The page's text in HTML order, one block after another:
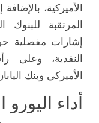
الأميركية،
المرتقبة للبنوك
إشارات مفصلية
النقدية، وعلى
الأميركي وبنك
أداء اليورو